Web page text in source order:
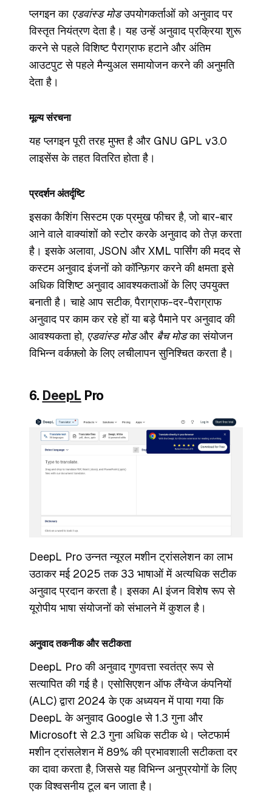
प्लगइन का एडवांस्ड मोडउपयोगकर्ताओं को अनुवाद पर
विस्तृत नियंत्रण देता है। यह उन्हें अनुवाद प्रक्रिया शुरू
करने से पहले विशिष्ट पैराग्राफ हटाने और अंतिम
आउटपुट से पहले मैन्युअल समायोजन करने की अनुमति
देता है।
मूल्य संरचना
यह प्लगइन पूरी तरह मुफ्त है और GNU GPL v3.0
लाइसेंस के तहत वितरित होता है।
प्रदर्शन अंतर्दृष्टि
इसका कैशिंग सिस्टम एक प्रमुख फीचर है, जो बार-बार
आने वाले वाक्यांशों को स्टोर करके अनुवाद को तेज़ करता
है। इसके अलावा, JSON और XML पार्सिंग की मदद से
कस्टम अनुवाद इंजनों को कॉन्फ़िगर करने की क्षमता इसे
अधिक विशिष्ट अनुवाद आवश्यकताओं के लिए उपयुक्त
बनाती है। चाहे आप सटीक, पैराग्राफ-दर-पैराग्राफ
अनुवाद पर काम कर रहे हों या बड़े पैमाने पर अनुवाद की
आवश्यकता हो, एडवांस्ड मोडऔर बैच मोडका संयोजन
विभिन्न वर्कफ़्लो के लिए लचीलापन सुनिश्चित करता है।
6. DeepL Pro
DeepL Pro उन्नत न्यूरल मशीन ट्रांसलेशन का लाभ
उठाकर मई 2025 तक 33 भाषाओं में अत्यधिक सटीक
अनुवाद प्रदान करता है। इसका AI इंजन विशेष रूप से
यूरोपीय भाषा संयोजनों को संभालने में कुशल है।
अनुवाद तकनीक और सटीकता
DeepL Pro की अनुवाद गुणवत्ता स्वतंत्र रूप से
सत्यापित की गई है। एसोसिएशन ऑफ लैंग्वेज कंपनियों
(ALC) द्वारा 2024 के एक अध्ययन में पाया गया कि
DeepL के अनुवाद Google से 1.3 गुना और
Microsoft से 2.3 गुना अधिक सटीक थे। प्लेटफार्म
मशीन ट्रांसलेशन में 89% की प्रभावशाली सटीकता दर
का दावा करता है, जिससे यह विभिन्न अनुप्रयोगों के लिए
एक विश्वसनीय टूल बन जाता है।